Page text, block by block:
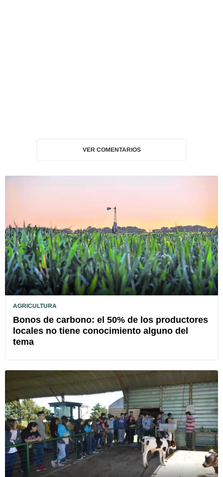
VER COMENTARIOS
AGRICULTURA
Bonos de carbono: el 50% de los productores
locales no tiene conocimiento alguno del
tema